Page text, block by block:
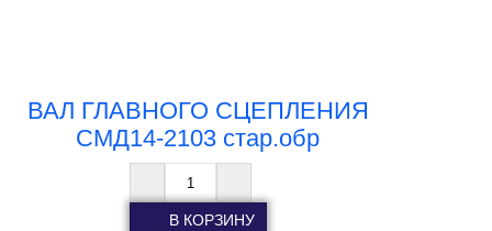
ВАЛ ГЛАВНОГО СЦЕПЛЕНИЯ
СМД14-2103 стар.обр